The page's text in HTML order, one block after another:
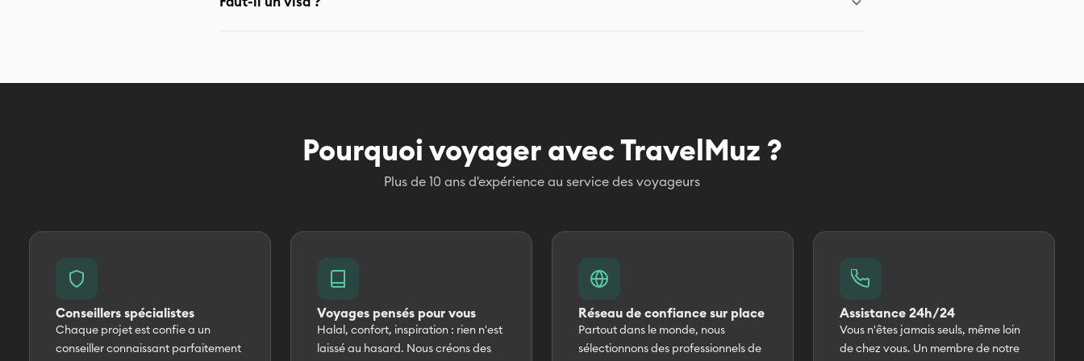
Pourquoi voyager avec TravelMuz ?
Plus de 10 ans d'expérience au service des voyageurs
Conseillers spécialistes
Chaque projet est confie a un
conseiller connaissant parfaitement
Voyages pensés pour vous
Halal, confort, inspiration : rien n'est
laissé au hasard. Nous créons des
Réseau de confiance sur place
Partout dans le monde, nous
sélectionnons des professionnels de
Assistance 24h/24
Vous n'êtes jamais seuls, même loin
de chez vous. Un membre de notre